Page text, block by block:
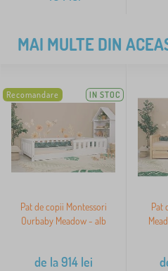
MAI MULTE DIN
Recomandare IN STOC
Pat de copii Montessori
Ourbaby Meadow - alb
de la914lei
Pat